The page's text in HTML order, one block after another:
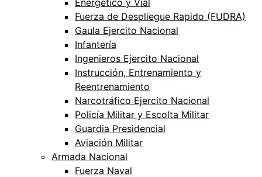
Fuerza de Despliegue Rapido (FUDRA)
Gaula Ejercito Nacional
Infantería
Ingenieros Ejercito Nacional
Instrucción, Entrenamiento y
Reentrenamiento
Narcotráfico Ejercito Nacional
Policía Militar y Escolta Militar
Guardia Presidencial
Aviación Militar
Armada Nacional
Fuerza Naval